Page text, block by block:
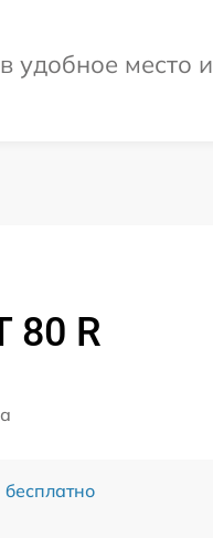
удобное место и
80 R
бесплатно